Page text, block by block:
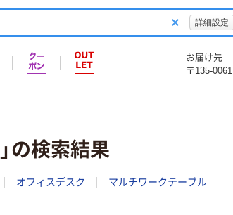
詳細設定
お届け先
〒135-0061
の検索結果
オフィスデスク マルチワークテーブル